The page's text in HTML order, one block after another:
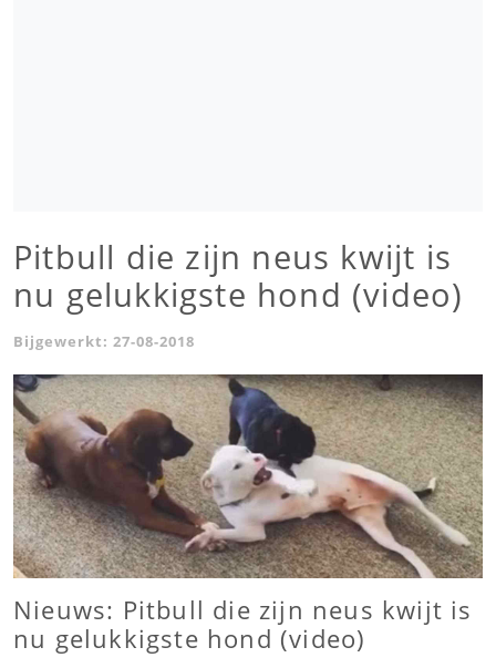
Pitbull die zijn neus kwijt is
nu gelukkigste hond (video)
Bijgewerkt: 27-08-2018
Nieuws: Pitbull die zijn neus kwijt is
nu gelukkigste hond (video)